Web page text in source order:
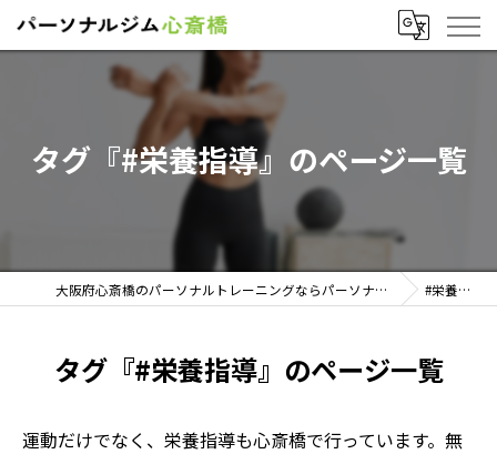
タグ『#栄養指導』のページ一覧
大阪府心斎橋のパーソナルトレーニングならパーソナルジム心斎橋 #栄養指導
タグ『#栄養指導』のページ一覧
運動だけでなく、栄養指導も心斎橋で行っています。無